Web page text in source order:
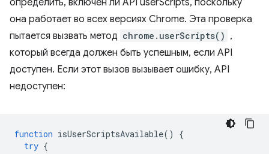
определить, включен ли API userScripts, поскольку
она работает во всех версиях Chrome. Эта проверка
пытается вызвать метод chrome.userScripts() ,
который всегда должен быть успешным, если API
доступен. Если этот вызов вызывает ошибку, API
недоступен:
function isUserScriptsAvailable()
{
try {